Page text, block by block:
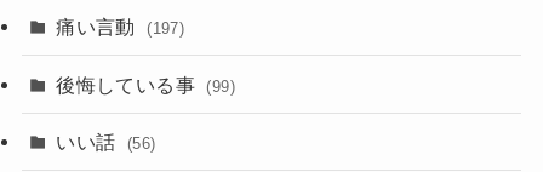
痛い言動 (197)
後悔している事 (99)
いい話 (56)